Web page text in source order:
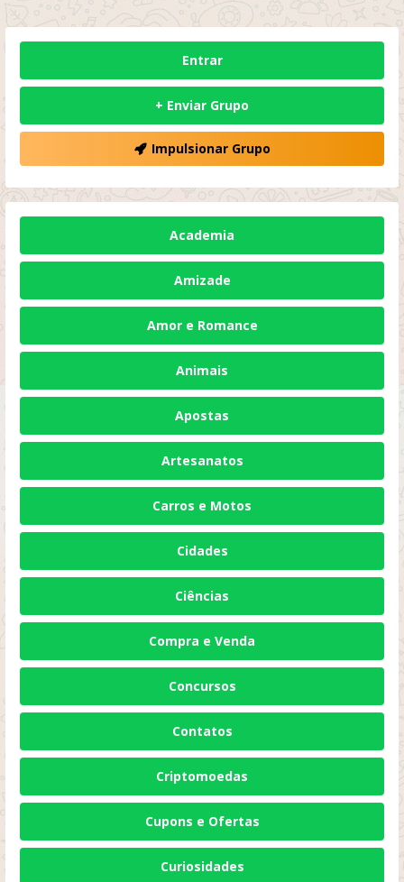
Entrar
+ Enviar Grupo
Impulsionar Grupo
Academia
Amizade
Amor e Romance
Animais
Apostas
Artesanatos
Carros e Motos
Cidades
Ciências
Compra e Venda
Concursos
Contatos
Criptomoedas
Cupons e Ofertas
Curiosidades